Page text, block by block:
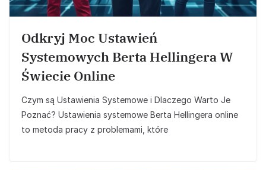
Odkryj Moc Ustawień
Systemowych Berta Hellingera W
Świecie Online
Czym są Ustawienia Systemowe i Dlaczego Warto Je
Poznać? Ustawienia systemowe Berta Hellingera online
to metoda pracy z problemami, które